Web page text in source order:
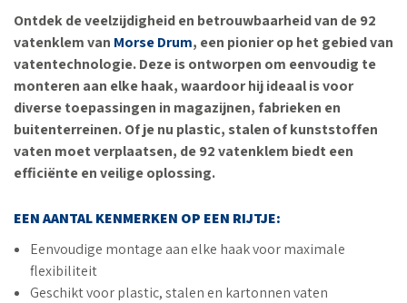
Ontdek de veelzijdigheid en betrouwbaarheid van de 92
vatenklem van Morse Drum, een pionier op het gebied van
vatentechnologie. Deze is ontworpen om eenvoudig te
monteren aan elke haak, waardoor hij ideaal is voor
diverse toepassingen in magazijnen, fabrieken en
buitenterreinen. Of je nu plastic, stalen of kunststoffen
vaten moet verplaatsen, de 92 vatenklem biedt een
efficiënte en veilige oplossing.
EEN AANTAL KENMERKEN OP EEN RIJTJE:
Eenvoudige montage aan elke haak voor maximale
flexibiliteit
Geschikt voor plastic, stalen en kartonnen vaten